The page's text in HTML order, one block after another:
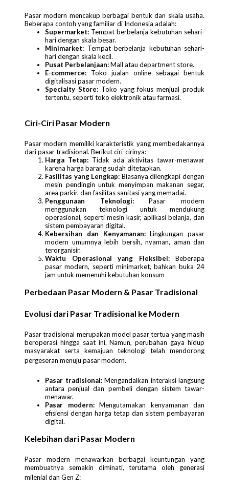
Pasar modern mencakup berbagai bentuk dan skala usaha.
Beberapa contoh yang familiar di Indonesia adalah:
Supermarket: Tempat berbelanja kebutuhan sehari-
hari dengan skala besar.
Minimarket: Tempat berbelanja kebutuhan sehari-
hari dengan skala kecil.
Pusat Perbelanjaan:Mall atau department store.
E-commerce: Toko jualan online sebagai bentuk
digitalisasi pasar modern.
Specialty Store:Toko yang fokus menjual produk
tertentu, seperti toko elektronik atau farmasi.
Ciri-Ciri Pasar Modern
Pasar modern memiliki karakteristik yang membedakannya
dari pasar tradisional. Berikut ciri-cirinya:
Harga Tetap: Tidak ada aktivitas tawar-menawar
karena harga barang sudah ditetapkan.
Fasilitas yang Lengkap: Biasanya dilengkapi dengan
mesin pendingin untuk menyimpan makanan segar,
area parkir, dan fasilitas sanitasi yang memadai.
Penggunaan Teknologi:Pasar modern
menggunakan teknologi untuk mendukung
operasional, seperti mesin kasir, aplikasi belanja, dan
sistem pembayaran digital.
Kebersihan dan Kenyamanan:Lingkungan pasar
modern umumnya lebih bersih, nyaman, aman dan
terorganisir.
Waktu Operasional yang Fleksibel:Beberapa
pasar modern, seperti minimarket, bahkan buka 24
jam untuk memenuhi kebutuhan konsum
Perbedaan Pasar Modern & Pasar Tradisional
Evolusi dari Pasar Tradisional ke Modern
Pasar tradisional merupakan model pasar tertua yang masih
beroperasi hingga saat ini. Namun, perubahan gaya hidup
masyarakat serta kemajuan teknologi telah mendorong
pergeseran menuju pasar modern.
Pasar tradisional:Mengandalkan interaksi langsung
antara penjual dan pembeli dengan sistem tawar-
menawar.
Pasar modern:Mengutamakan kenyamanan dan
efisiensi dengan harga tetap dan sistem pembayaran
digital.
Kelebihan dari Pasar Modern
Pasar modern menawarkan berbagai keuntungan yang
membuatnya semakin diminati, terutama oleh generasi
milenial dan Gen Z: